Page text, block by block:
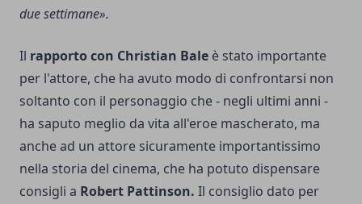
due settimane».
Il rapporto con Christian Bale è stato importante
per l'attore, che ha avuto modo di confrontarsi non
soltanto con il personaggio che - negli ultimi anni -
ha saputo meglio da vita all'eroe mascherato, ma
anche ad un attore sicuramente importantissimo
nella storia del cinema, che ha potuto dispensare
consigli a Robert Pattinson. Il consiglio dato per